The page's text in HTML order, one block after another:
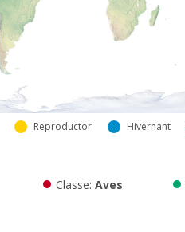
Reproductor Hivernant
Classe Aves